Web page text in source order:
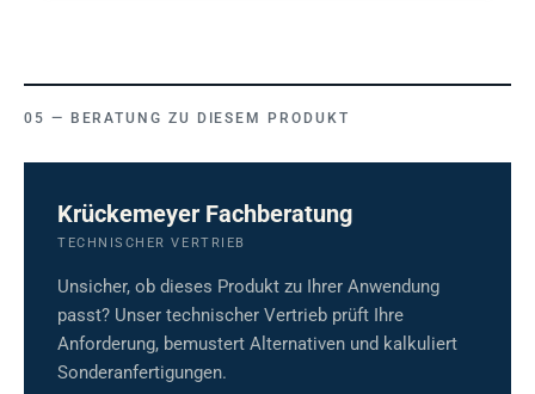
BERATUNG ZU DIESEM PRODUKT
Krückemeyer Fachberatung
TECHNISCHER VERTRIEB
Unsicher, ob dieses Produkt zu Ihrer Anwendung
passt? Unser technischer Vertrieb prüft Ihre
Anforderung, bemustert Alternativen und kalkuliert
Sonderanfertigungen.